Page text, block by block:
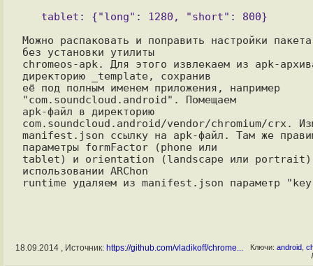
Можно распаковать и поправить настройки
без установки утилиты
chromeos-apk. Для этого извлекаем из apk-
директорию _template, сохранив
её под полным именем приложения, например
"com.soundcloud.android". Помещаем
apk-файл в директорию
com.soundcloud.android/vendor/chromium/crx.
manifest.json ссылку на apk-файл. Там же
параметры formFactor (phone или
tablet) и orientation (landscape или
использовании ARChon
18.09.2014 , Источник: https://github.com/vladikoff/chrome... Ключи: android